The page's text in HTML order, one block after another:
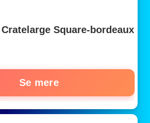
Square-bordeaux
Se mere